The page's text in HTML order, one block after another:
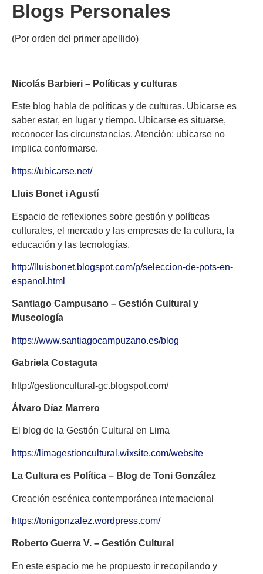
Blogs Personales
(Por orden del primer apellido)
Nicolás Barbieri – Políticas y culturas
Este blog habla de políticas y de culturas. Ubicarse es
saber estar, en lugar y tiempo. Ubicarse es situarse,
reconocer las circunstancias. Atención: ubicarse no
implica conformarse.
https://ubicarse.net/
Lluis Bonet i Agustí
Espacio de reflexiones sobre gestión y políticas
culturales, el mercado y las empresas de la cultura, la
educación y las tecnologías.
http://lluisbonet.blogspot.com/p/seleccion-de-pots-en-
espanol.html
Santiago Campusano – Gestión Cultural y
Museología
https://www.santiagocampuzano.es/blog
Gabriela Costaguta
http://gestioncultural-gc.blogspot.com/
Álvaro Díaz Marrero
El blog de la Gestión Cultural en Lima
https://limagestioncultural.wixsite.com/website
La Cultura es Política – Blog de Toni González
Creación escénica contemporánea internacional
https://tonigonzalez.wordpress.com/
Roberto Guerra V. – Gestión Cultural
En este espacio me he propuesto ir recopilando y